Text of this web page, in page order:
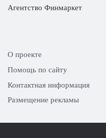
Агентство Финмаркет
О проекте
Помощь по сайту
Контактная информация
Размещение рекламы